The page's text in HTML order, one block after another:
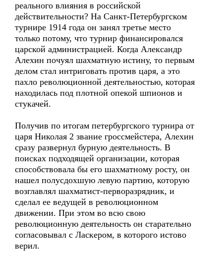
реального влияния в российской
действительности? На Санкт-Петербургском
турнире 1914 года он занял третье место
только потому, что турнир финансировался
царской администрацией. Когда Александр
Алехин почуял шахматную истину, то первым
делом стал интриговать против царя, а это
пахло революционной деятельностью, которая
находилась под плотной опекой шпионов и
стукачей.
Получив по итогам петербургского турнира от
царя Николая 2 звание гроссмейстера, Алехин
сразу развернул бурную деятельность. В
поисках подходящей организации, которая
способствовала бы его шахматному росту, он
нашел полусдохшую левую партию, которую
возглавлял шахматист-перворазрядник, и
сделал ее ведущей в революционном
движении. При этом во всю свою
революционную деятельность он старательно
согласовывал с Ласкером, в которого истово
верил.